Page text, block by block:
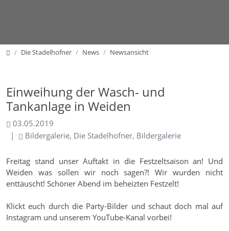
HomeDie Stadelhofner News Newsansicht
Einweihung der Wasch- und
Tankanlage in Weiden
03.05.2019
Bildergalerie, Die Stadelhofner, Bildergalerie
Freitag stand unser Auftakt in die Festzeltsaison an! Und
Weiden was sollen wir noch sagen?! Wir wurden nicht
enttäuscht! Schöner Abend im beheizten Festzelt!
Klickt euch durch die Party-Bilder und schaut doch mal auf
Instagram und unserem YouTube-Kanal vorbei!